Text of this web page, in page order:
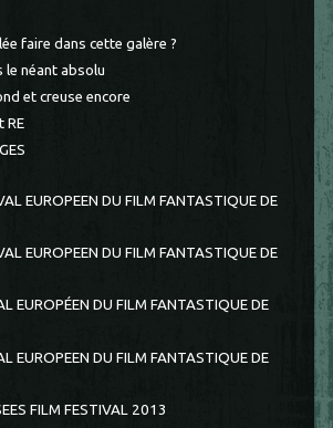
faire dans cette galère ?
le néant absolu
et creuse encore
RE
EUROPEEN DU FILM FANTASTIQUE DE
EUROPEEN DU FILM FANTASTIQUE DE
EUROPÉEN DU FILM FANTASTIQUE DE
EUROPEEN DU FILM FANTASTIQUE DE
FILM FESTIVAL 2013